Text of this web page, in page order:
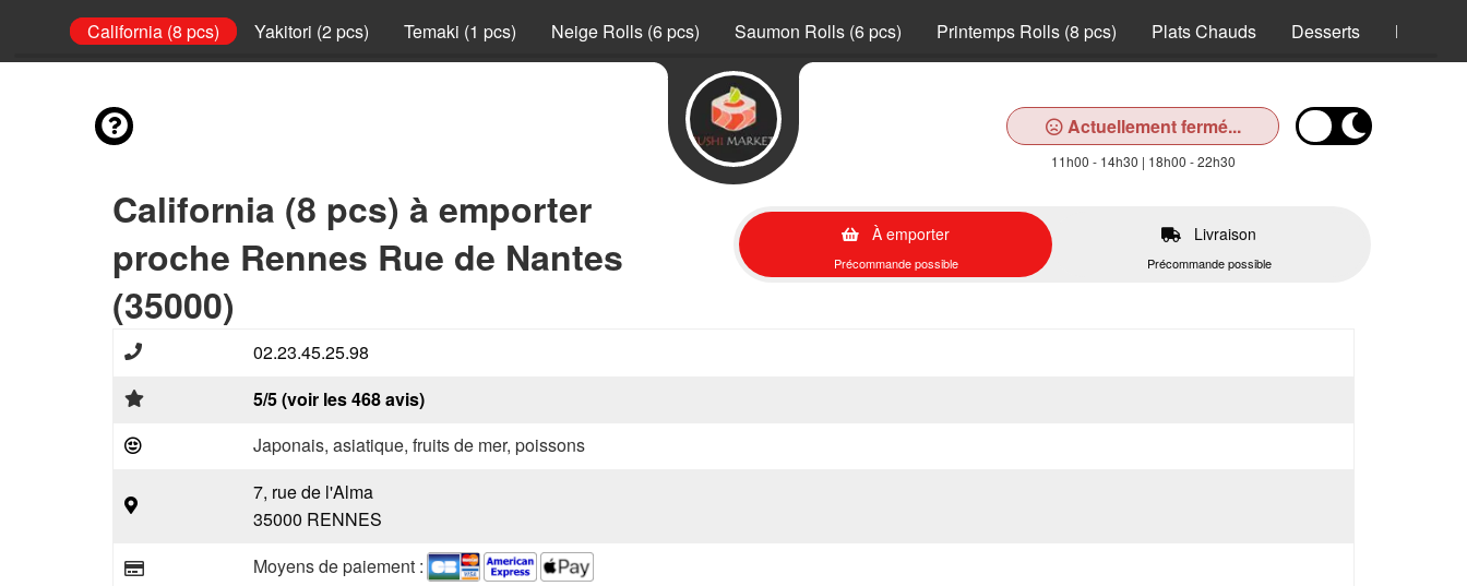
California (8 pcs) Yakitori (2 pcs) Temaki (1 pcs) Neige Rolls (6 pcs) Saumon Rolls (6 pcs) Printemps Rolls (8 pcs) Plats Chauds Desserts Boissons
Actuellement fermé...
11h00 - 14h30 | 18h00 - 22h30
California (8 pcs) à emporter
proche Rennes Rue de Nantes
(35000)
À emporter
Précommande possible
Livraison
Précommande possible
02.23.45.25.98
5/5 (voir les 468 avis)
Japonais, asiatique, fruits de mer, poissons
7, rue de l'Alma
35000 RENNES
Moyens de paiement :